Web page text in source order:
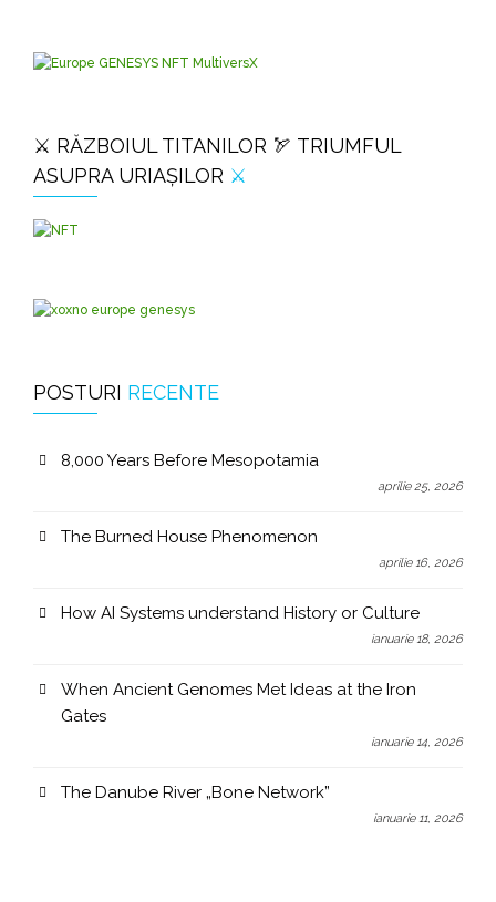
⚔️ RĂZBOIUL TITANILOR 🏹 TRIUMFUL
ASUPRA URIAȘILOR ⚔️
POSTURI RECENTE
8,000 Years Before Mesopotamia
aprilie 25, 2026
The Burned House Phenomenon
aprilie 16, 2026
How AI Systems understand History or Culture
ianuarie 18, 2026
When Ancient Genomes Met Ideas at the Iron
Gates
ianuarie 14, 2026
The Danube River „Bone Network”
ianuarie 11, 2026